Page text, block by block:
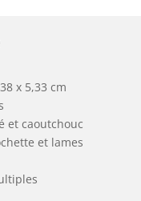
x 5,33 cm
et caoutchouc
et lames